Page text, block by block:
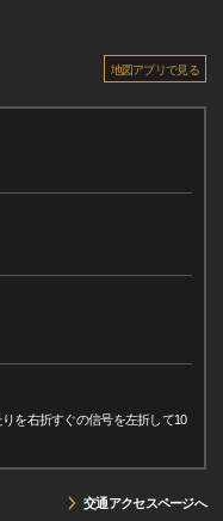
地図アプリで見る
を右折すぐの信号を左折して10
交通アクセスページへ